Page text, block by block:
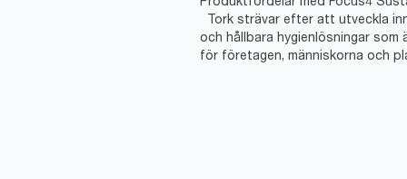
Tork strävar efter att utveckla
och hållbara hygienlösningar som
för företagen, människorna och